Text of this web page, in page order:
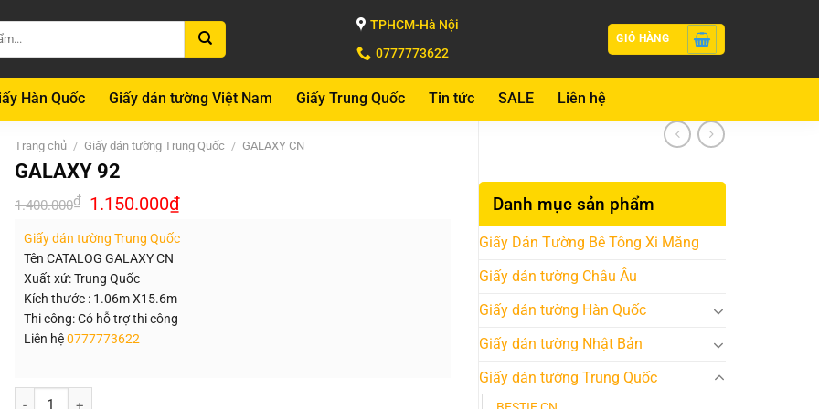
TPHCM-Hà Nội
0777773622
GIỎ HÀNG
Hàn Quốc Giấy dán tường Việt Nam Giấy Trung Quốc Tin tức SALE Liên hệ
Danh mục sản phẩm
Giấy Dán Tường Bê Tông Xi Măng
Giấy dán tường Châu Âu
Giấy dán tường Hàn Quốc
Giấy dán tường Nhật Bản
Giấy dán tường Trung Quốc
Trang chủ / Giấy dán tường Trung Quốc / GALAXY CN
GALAXY 92
1.400.000₫ Giá
gốc
1.400.000₫.
1.150.000₫Giá
hiện
là:
Giấy dán tường Trung Quốc
Tên CATALOG GALAXY CN
Xuất xứ: Trung Quốc
Kích thước : 1.06m X15.6m
Thi công: Có hỗ trợ thi công
Liên hệ0777773622
Số lượng